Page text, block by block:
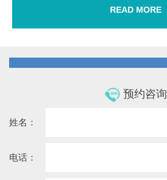
READ MORE
预约咨询
姓名：
电话：